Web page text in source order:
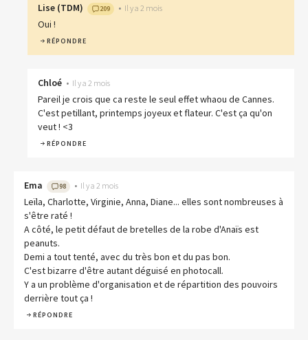
Lise (TDM) 209 • Il y a 2 mois
Oui !
RÉPONDRE
Chloé • Il y a 2 mois
Pareil je crois que ca reste le seul effet whaou de Cannes.
C'est petillant, printemps joyeux et flateur. C'est ça qu'on
veut ! <3
RÉPONDRE
Ema 98 • Il y a 2 mois
Leïla, Charlotte, Virginie, Anna, Diane... elles sont nombreuses à
s'être raté !
A côté, le petit défaut de bretelles de la robe d'Anaïs est
peanuts.
Demi a tout tenté, avec du très bon et du pas bon.
C'est bizarre d'être autant déguisé en photocall.
Y a un problème d'organisation et de répartition des pouvoirs
derrière tout ça !
RÉPONDRE